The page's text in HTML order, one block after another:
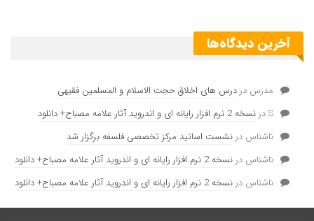
آخرین دیدگاه‌ها
مدرس در درس های اخلاق حجت الاسلام و المسلمین فقیهی
Sدر نسخه 2 نرم افزار رایانه ای و اندروید آثار علامه مصباح+ دانلود
ناشناس در نشست اساتید مرکز تخصصی فلسفه برگزار شد
ناشناس در نسخه 2 نرم افزار رایانه ای و اندروید آثار علامه مصباح+ دانلود
ناشناس در نسخه 2 نرم افزار رایانه ای و اندروید آثار علامه مصباح+ دانلود